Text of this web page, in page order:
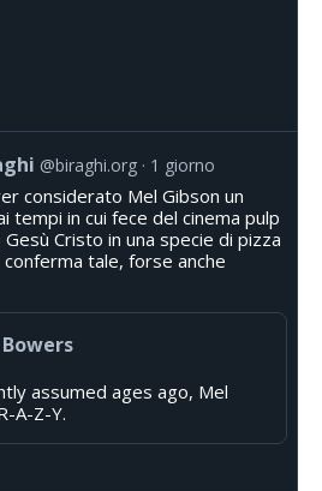
@biraghi.org 1 giorno
considerato Mel Gibson un
tempi in cui fece del cinema pulp
Cristo in una specie di pizza
conferma tale, forse anche
assumed ages ago, Mel
A-Z-Y.